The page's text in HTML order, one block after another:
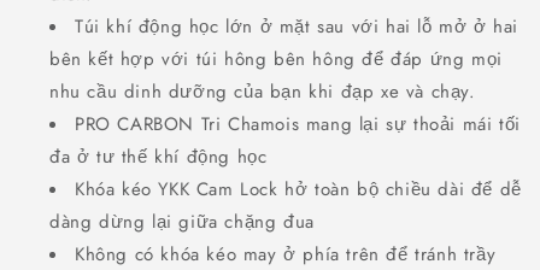
Túi khí động học lớn ở mặt sau với hai lỗ mở ở hai
bên kết hợp với túi hông bên hông để đáp ứng mọi
nhu cầu dinh dưỡng của bạn khi đạp xe và chạy.
PRO CARBON Tri Chamois mang lại sự thoải mái tối
đa ở tư thế khí động học
Khóa kéo YKK Cam Lock hở toàn bộ chiều dài để dễ
dàng dừng lại giữa chặng đua
Không có khóa kéo may ở phía trên để tránh trầy